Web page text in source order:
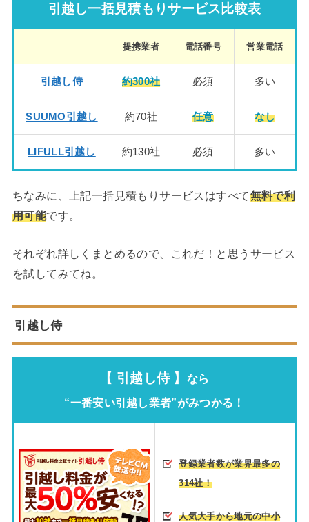
引越し一括見積もりサービス比較表
提携業者 電話番号 営業電話
引越し侍 約300社 必須 多い
SUUMO引越し 約70社 任意 なし
LIFULL引越し 約130社 必須 多い
ちなみに、上記一括見積もりサービスはすべて無料で利
用可能です。
それぞれ詳しくまとめるので、これだ！と思うサービス
を試してみてね。
引越し侍
【 引越し侍 】 なら
“一番安い引越し業者”がみつかる！
登録業者数が業界最多の
314社！
人気大手から地元の中小